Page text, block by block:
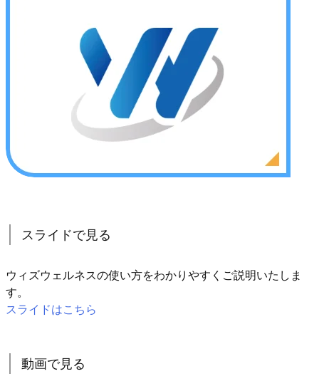
スライドで見る
ウィズウェルネスの使い方をわかりやすくご説明いたしま
す。
スライドはこちら
動画で見る